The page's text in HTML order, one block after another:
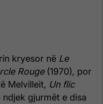
kryesor në Le
Rouge(1970), por
Melvilleit, Un flic
gjurmët e disa